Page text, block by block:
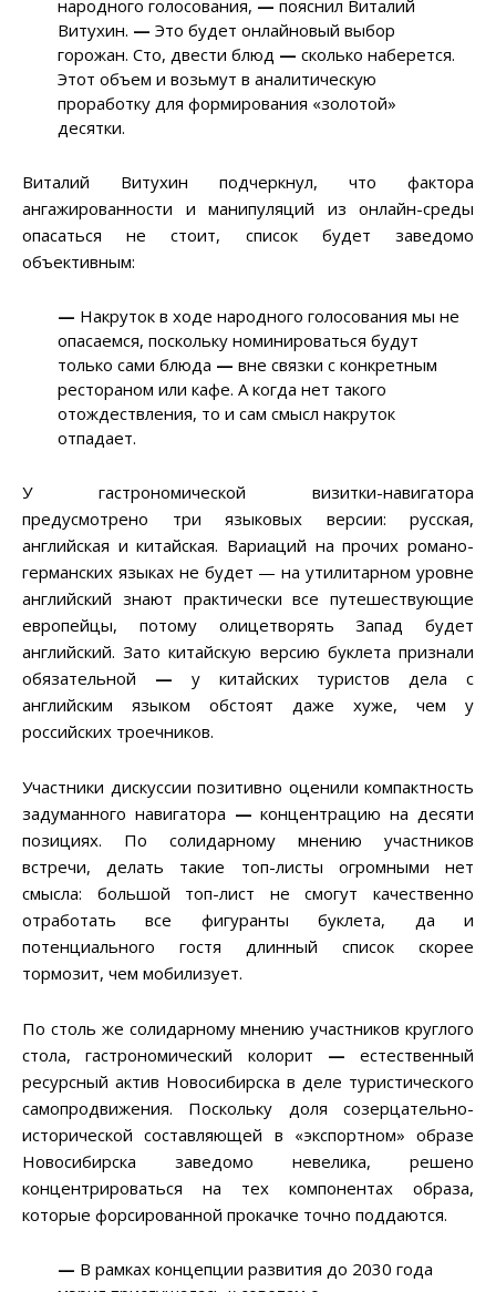
народного голосования, —пояснил Виталий
Витухин. —Это будет онлайновый выбор
горожан. Сто, двести блюд —сколько наберется.
Этот объем и возьмут в аналитическую
проработку для формирования «золотой»
десятки.
Виталий Витухин подчеркнул, что фактора
ангажированности и манипуляций из онлайн-среды
опасаться не стоит, список будет заведомо
объективным:
— Накруток в ходе народного голосования мы не
опасаемся, поскольку номинироваться будут
только сами блюда —вне связки с конкретным
рестораном или кафе. А когда нет такого
отождествления, то и сам смысл накруток
отпадает.
У гастрономической визитки-навигатора
предусмотрено три языковых версии: русская,
английская и китайская. Вариаций на прочих романо-
германских языках не будет — на утилитарном уровне
английский знают практически все путешествующие
европейцы, потому олицетворять Запад будет
английский. Зато китайскую версию буклета признали
обязательной — у китайских туристов дела с
английским языком обстоят даже хуже, чем у
российских троечников.
Участники дискуссии позитивно оценили компактность
задуманного навигатора — концентрацию на десяти
позициях. По солидарному мнению участников
встречи, делать такие топ-листы огромными нет
смысла: большой топ-лист не смогут качественно
отработать все фигуранты буклета, да и
потенциального гостя длинный список скорее
тормозит, чем мобилизует.
По столь же солидарному мнению участников круглого
стола, гастрономический колорит — естественный
ресурсный актив Новосибирска в деле туристического
самопродвижения. Поскольку доля созерцательно-
исторической составляющей в «экспортном» образе
Новосибирска заведомо невелика, решено
концентрироваться на тех компонентах образа,
которые форсированной прокачке точно поддаются.
— В рамках концепции развития до 2030 года